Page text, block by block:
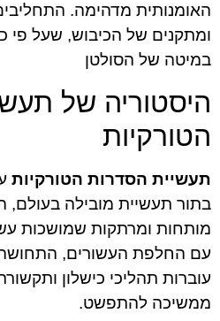
האומנותית מדהימה.
ומתקנים של הכיבוש, שעל פי
במיטה של הסולטן
היסטוריה של
הטורקיות
תעשיית הסדרות הטורקיות
בתור תעשיית מובילה בעולם,
מותחות ומרתקות שמושכות
עם החלפת העשורים, התחושה
עוברות תהליכי כישלון
ממשיכה להתפשט.